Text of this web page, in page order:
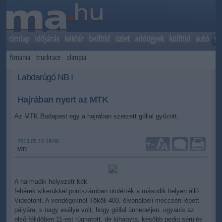
címlap időjárás kékhír belföld üzlet adóügyek külföld autó
f1mánia truckrace olimpia
Labdarúgó NB I
Hajrában nyert az MTK
Az MTK Budapest egy a hajrában szerzett góllal győzött.
2013.05.10 19:08
MTI
+-
A harmadik helyezett kék-
fehérek sikerükkel pontszámban utolérték a második helyen álló
Videotont. A vendégeknél Tököli 400. élvonalbeli meccsén lépett
pályára, s nagy esélye volt, hogy góllal ünnepeljen, ugyanis az
első félidőben 11-est rúghatott, de kihagyta, később pedig sérülés